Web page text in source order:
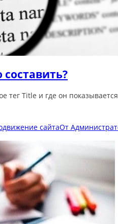
составить?
тег Title и где он
сайтаОт